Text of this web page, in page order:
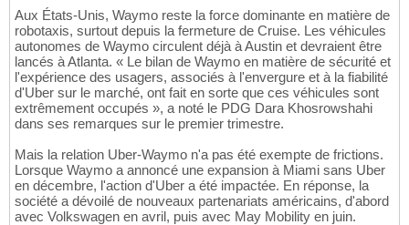
Aux États-Unis, Waymo reste la force dominante en matière de
robotaxis, surtout depuis la fermeture de Cruise. Les véhicules
autonomes de Waymo circulent déjà à Austin et devraient être
lancés à Atlanta. « Le bilan de Waymo en matière de sécurité et
l'expérience des usagers, associés à l'envergure et à la fiabilité
d'Uber sur le marché, ont fait en sorte que ces véhicules sont
extrêmement occupés », a noté le PDG Dara Khosrowshahi
dans ses remarques sur le premier trimestre.
Mais la relation Uber-Waymo n'a pas été exempte de frictions.
Lorsque Waymo a annoncé une expansion à Miami sans Uber
en décembre, l'action d'Uber a été impactée. En réponse, la
société a dévoilé de nouveaux partenariats américains, d'abord
avec Volkswagen en avril, puis avec May Mobility en juin.